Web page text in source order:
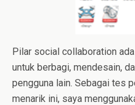
Pilar social collaboration
untuk berbagi, mendesain,
pengguna lain. Sebagai tes
menarik ini, saya